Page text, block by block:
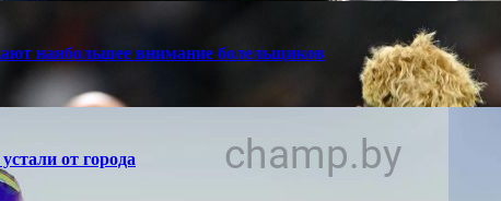
наибольшее внимание болельщиков
от города